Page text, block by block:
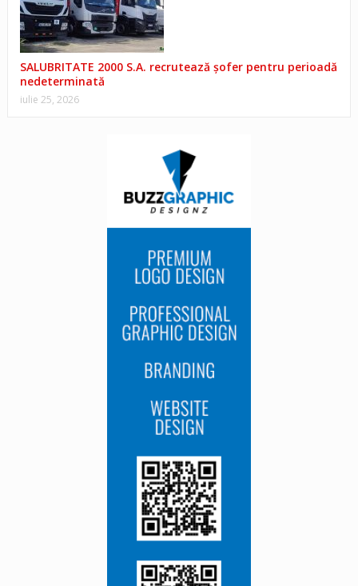
SALUBRITATE 2000 S.A. recrutează șofer pentru perioadă
nedeterminată
iulie 25, 2026